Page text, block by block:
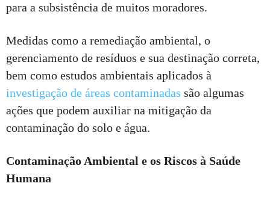
para a subsistência de muitos moradores.
Medidas como a remediação ambiental, o
gerenciamento de resíduos e sua destinação correta,
bem como estudos ambientais aplicados à
investigação de áreas contaminadas são algumas
ações que podem auxiliar na mitigação da
contaminação do solo e água.
Contaminação Ambiental e os Riscos à Saúde
Humana